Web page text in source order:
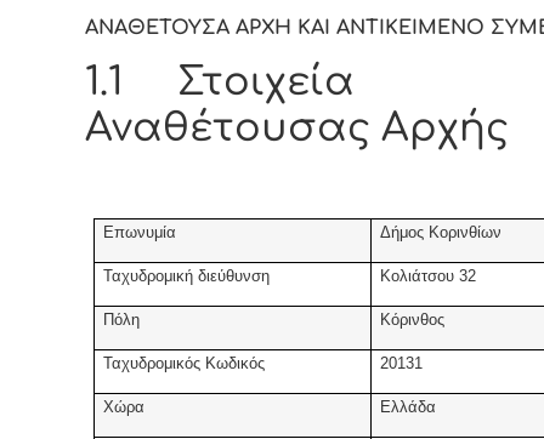
ΑΝΑΘΕΤΟΥΣΑ ΑΡΧΗ ΚΑΙ ΑΝΤΙΚΕΙΜΕΝΟ
1.1 Στοιχεία
Αναθέτουσας Αρχής
Επωνυμία Δήμος Κορινθίων
Ταχυδρομική διεύθυνση Κολιάτσου 32
Πόλη Κόρινθος
Ταχυδρομικός Κωδικός 20131
Χώρα Ελλάδα